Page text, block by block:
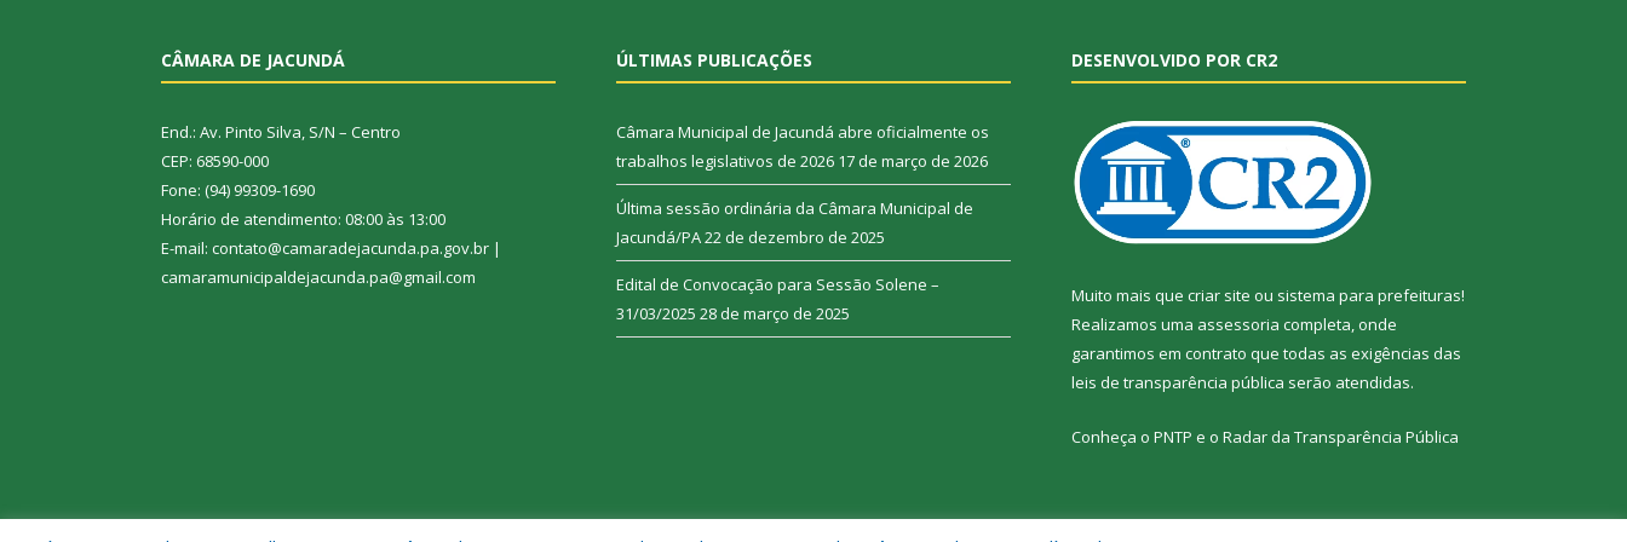
CÂMARA DE JACUNDÁ
End.: Av. Pinto Silva, S/N – Centro
CEP: 68590-000
Fone: (94) 99309-1690
Horário de atendimento: 08:00 às 13:00
E-mail: contato@camaradejacunda.pa.gov.br |
camaramunicipaldejacunda.pa@gmail.com
ÚLTIMAS PUBLICAÇÕES
Câmara Municipal de Jacundá abre oficialmente os
trabalhos legislativos de 2026 17 de março de 2026
Última sessão ordinária da Câmara Municipal de
Jacundá/PA22 de dezembro de 2025
Edital de Convocação para Sessão Solene –
31/03/2025 28 de março de 2025
DESENVOLVIDO POR CR2
Muito mais que criar site ou sistema para prefeituras!
Realizamos uma assessoria completa, onde
garantimos em contrato que todas as exigências das
leis de transparência pública serão atendidas.
Conheça o PNTP e o Radar da Transparência Pública